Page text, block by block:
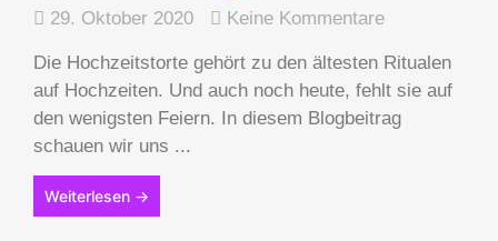
29. Oktober 2020 Keine Kommentare
Die Hochzeitstorte gehört zu den ältesten Ritualen
auf Hochzeiten. Und auch noch heute, fehlt sie auf
den wenigsten Feiern. In diesem Blogbeitrag
schauen wir uns ...
Weiterlesen →